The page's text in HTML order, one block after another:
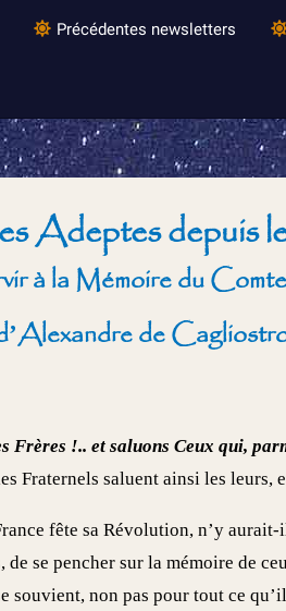
Précédentes newsletters
Adeptes depuis
à la Mémoire du
de
Frères !..et saluons Ceux qui,
Fraternels saluent ainsi les leurs,
fête sa Révolution, n’y
de se pencher sur la mémoire de
souvient, non pas pour tout ce